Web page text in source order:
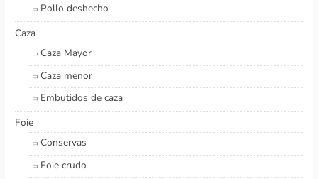
Pollo deshecho
Caza
Caza Mayor
Caza menor
Embutidos de caza
Foie
Conservas
Foie crudo